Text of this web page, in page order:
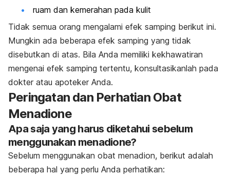
ruam dan kemerahan pada kulit
Tidak semua orang mengalami efek samping berikut ini.
Mungkin ada beberapa efek samping yang tidak
disebutkan di atas. Bila Anda memiliki kekhawatiran
mengenai efek samping tertentu, konsultasikanlah pada
dokter atau apoteker Anda.
Peringatan dan Perhatian Obat
Menadione
Apa saja yang harus diketahui sebelum
menggunakan menadione?
Sebelum menggunakan obat menadion, berikut adalah
beberapa hal yang perlu Anda perhatikan: